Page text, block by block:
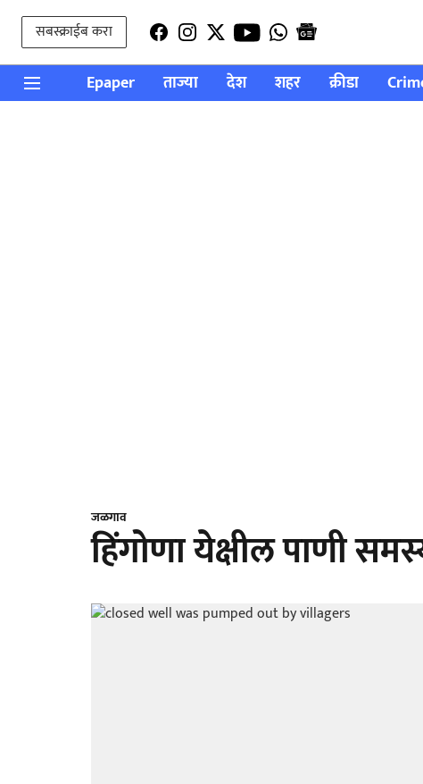
सबस्क्राईब करा
Epaper ताज्या देश शहर क्रीडा
जळगाव
हिंगोणा येक्षील पाणी